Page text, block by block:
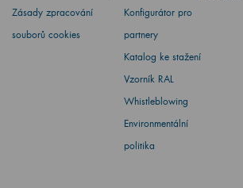
Zásady zpracování
souborů cookies
Konfigurátor pro
partnery
Katalog ke stažení
Vzorník RAL
Whistleblowing
Environmentální
politika